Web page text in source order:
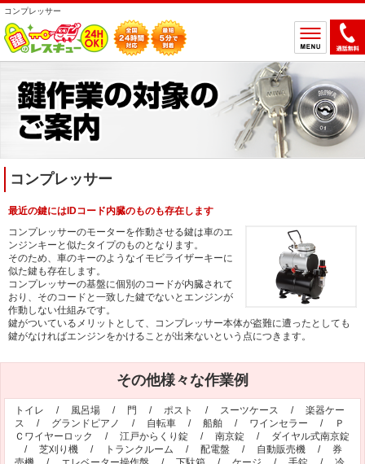
コンプレッサー
ホーム
鍵のトラブルから選ぶ
鍵取付
鍵の設置場所から選ぶ
一軒家 マンション
アパート 車
バイク 金庫
デスク・ロッカー その他の特殊錠
玉座錠・引違戸錠
補助錠（ワンドアツーロック） キーレス錠
電気錠 窓用防犯錠
お車、バイクのメーカー・車種
コンプレッサー
最近の鍵にはIDコード内臓のものも存在します
コンプレッサーのモーターを作動させる鍵は車のエ
ンジンキーと似たタイプのものとなります。
そのため、車のキーのようなイモビライザーキーに
似た鍵も存在します。
コンプレッサーの基盤に個別のコードが内臓されて
おり、そのコードと一致した鍵でないとエンジンが
作動しない仕組みです。
鍵がついているメリットとして、コンプレッサー本体が盗難に遭ったとしても
鍵がなければエンジンをかけることが出来ないという点につきます。
その他様々な作業例
トイレ / 風呂場 / 門 / ポスト / スーツケース / 楽器ケー
ス / グランドピアノ / 自転車 / 船舶 / ワインセラー /
Ｐ
Ｃワイヤーロック
/ 江戸からくり錠 / 南京錠 / ダイヤル式南京錠
/ 芝刈り機 / トランクルーム / 配電盤 / 自動販売機 / 券